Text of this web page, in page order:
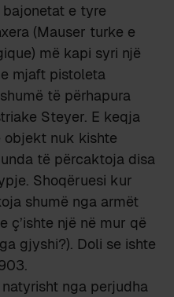
e tyre
(Mauser turke e
më kapi syri një
mjaft pistoleta
të përhapura
Steyer. E keqja
objekt nuk kishte
të përcaktoja disa
Shoqëruesi kur
shumë nga armët
ç’ishte një në mur që
gjyshi?). Doli se ishte
nga perjudha